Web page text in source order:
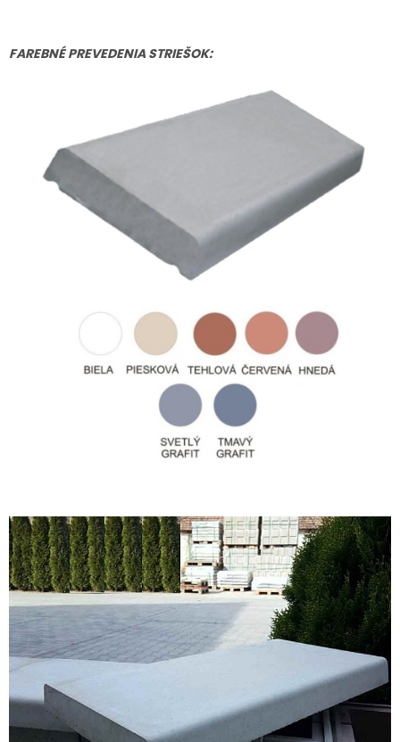
FAREBNÉ PREVEDENIA STRIEŠOK: